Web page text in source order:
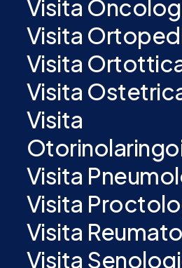
Visita
Visita
Visita
Visita
Visita
Visita
Visita
Visita
Visita